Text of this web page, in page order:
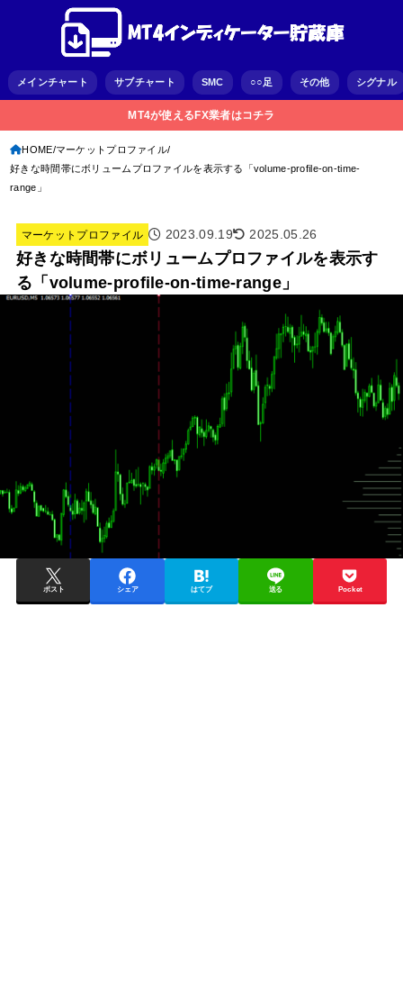
メインチャート サブチャート SMC ○○足 その他 シグナル
MT4が使えるFX業者はコチラ
HOME マーケットプロファイル
好きな時間帯にボリュームプロファイルを表示する「volume-profile-on-time-
range」
マーケットプロファイル 2023.09.19 2025.05.26
好きな時間帯にボリュームプロファイルを表示す
る「volume-profile-on-time-range」
ポスト シェア はてブ 送る Pocket